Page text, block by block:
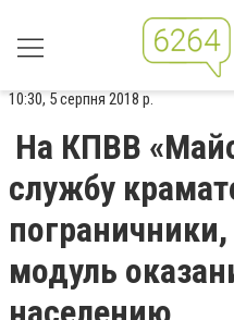
10:30, 5 серпня 2018 р.
На КПВВ
службу
модуль